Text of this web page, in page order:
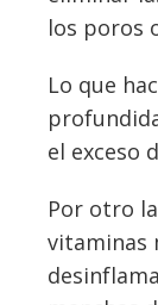
los poros
Lo que
el exceso
Por otro
vitaminas